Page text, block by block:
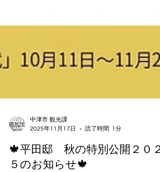
中津市 観光課
2025年11月17日
読了時間: 1分